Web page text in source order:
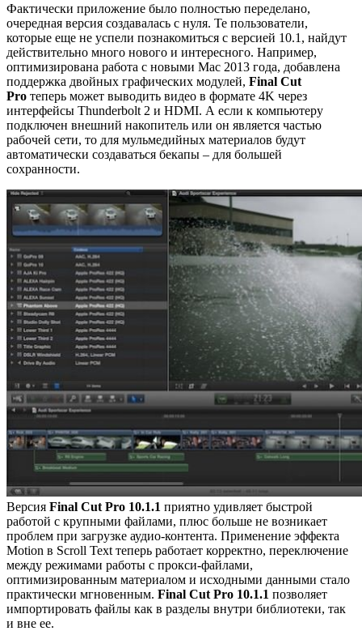
Фактически приложение было полностью переделано,
очередная версия создавалась с нуля. Те пользователи,
которые еще не успели познакомиться с версией 10.1, найдут
действительно много нового и интересного. Например,
оптимизирована работа с новыми Mac 2013 года, добавлена
поддержка двойных графических модулей, Final Cut
Pro теперь может выводить видео в формате 4K через
интерфейсы Thunderbolt 2 и HDMI. А если к компьютеру
подключен внешний накопитель или он является частью
рабочей сети, то для мульмедийных материалов будут
автоматически создаваться бекапы – для большей
сохранности.
Версия Final Cut Pro 10.1.1 приятно удивляет быстрой
работой с крупными файлами, плюс больше не возникает
проблем при загрузке аудио-контента. Применение эффекта
Motion в Scroll Text теперь работает корректно, переключение
между режимами работы с прокси-файлами,
оптимизированным материалом и исходными данными стало
практически мгновенным. Final Cut Pro 10.1.1 позволяет
импортировать файлы как в разделы внутри библиотеки, так
и вне ее.